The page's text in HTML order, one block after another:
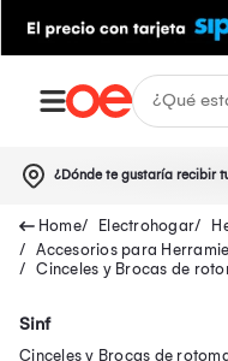
¿Dónde te gustaría recibir
Electrohogar
Accesorios para
Cinceles y Brocas de
Sinf
Cinceles y Brocas de